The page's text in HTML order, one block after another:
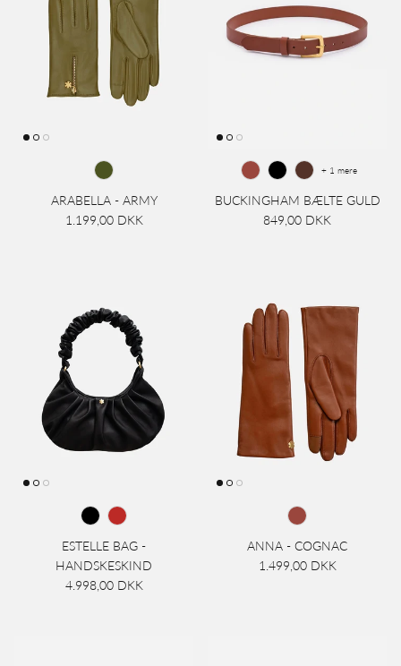
ARABELLA - ARMY
1.199,00 DKK
BUCKINGHAM BÆLTE GULD
849,00 DKK
+ 1 mere
ESTELLE BAG -
HANDSKESKIND
4.998,00 DKK
ANNA - COGNAC
1.499,00 DKK